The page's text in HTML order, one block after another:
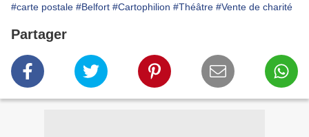
#carte postale #Belfort #Cartophilion #Théâtre #Vente de charité
Partager